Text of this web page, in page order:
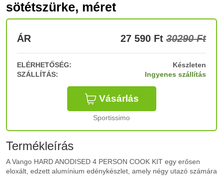
sötétszürke, méret
ÁR 27 590 Ft 30290 Ft
ELÉRHETŐSÉG:
Készleten
SZÁLLÍTÁS:
Ingyenes szállítás
Vásárlás
Sportissimo
Termékleírás
A Vango HARD ANODISED 4 PERSON COOK KIT egy erősen
eloxált, edzett alumínium edénykészlet, amely négy utazó számára